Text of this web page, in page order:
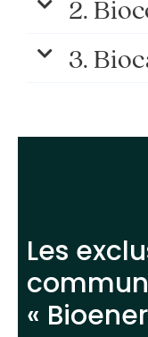
2.
3.
Les
«